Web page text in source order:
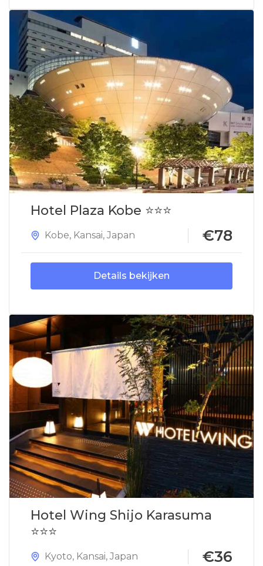
Hotel Plaza Kobe ⭐⭐⭐
Kobe, Kansai, Japan €78
Details bekijken
Hotel Wing Shijo Karasuma
⭐⭐⭐
Kyoto, Kansai, Japan €36